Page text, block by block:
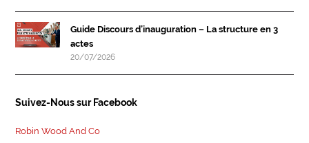
Guide Discours d’inauguration – La structure en 3
actes
20/07/2026
Suivez-Nous sur Facebook
Robin Wood And Co